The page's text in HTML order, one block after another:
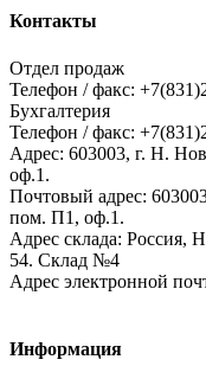
Контакты
Отдел продаж
Телефон / факс:
Бухгалтерия
Телефон / факс:
Адрес: 603003, г. Н.
оф.1.
Почтовый адрес:
пом. П1, оф.1.
Адрес склада: Россия,
54. Склад №4
Адрес электронной
Информация